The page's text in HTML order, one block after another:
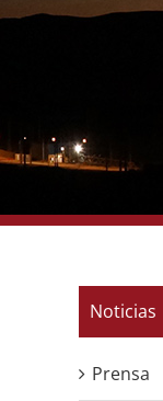
Noticias
Prensa